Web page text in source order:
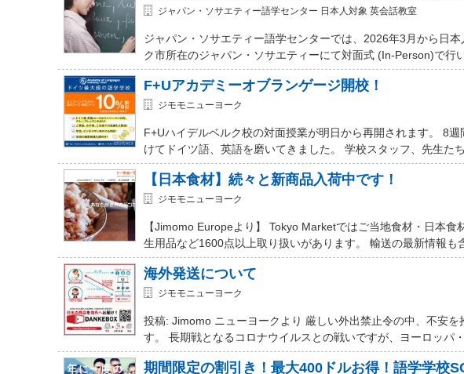
ジャパン・ソサエティー語学センター 日本人対象 英会話教室
ジャパン・ソサエティー語学センターでは、2026年3月から日
ク市所在のジャパン・ソサエティーにて対面式 (In-Person)で行
F+Uアカデミーオブランゲージ開校！
ジモモニューヨーク
F+Uハイデルベルク校の対面授業が明日から再開されます。 8
けてドイツ語、英語を磨いてきました。 学校スタッフ、先生た
【日本食材】続々と新商品入荷中です！
ジモモニューヨーク
【Jimomo Europeより】 Tokyo Marketではご当地食材・日本
生用品など1600点以上取り扱いがあります。 輸送の最新情報も
海外発送について
ジモモニューヨーク
投稿: Jimomo ニューヨークより 厳しい外出禁止令の中、不安
す。 長期戦となるコロナウイルスとの戦いですが、ヨーロッパ
期間限定の割引き！最大400ドルお得！語学学校